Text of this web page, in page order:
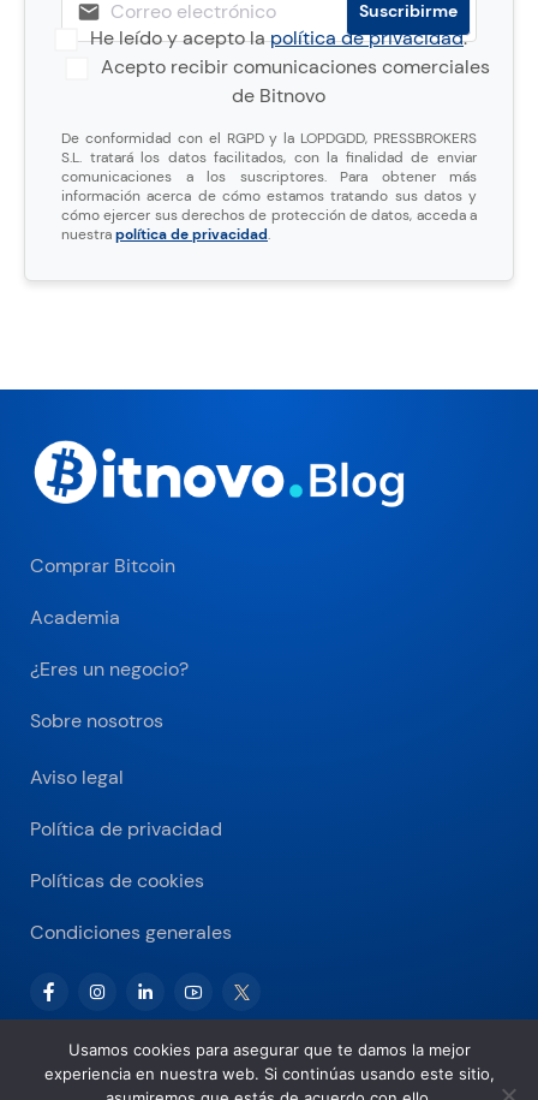
He leído y acepto lapolítica de privacidad.
Acepto recibir comunicaciones comerciales
de Bitnovo
De conformidad con el RGPD y la LOPDGDD, PRESSBROKERS
S.L. tratará los datos facilitados, con la finalidad de enviar
comunicaciones a los suscriptores. Para obtener más
información acerca de cómo estamos tratando sus datos y
cómo ejercer sus derechos de protección de datos, acceda a
nuestrapolítica de privacidad.
Comprar Bitcoin
Academia
¿Eres un negocio?
Sobre nosotros
Aviso legal
Política de privacidad
Políticas de cookies
Condiciones generales
Copyright © 2026 Bitnovo.com
Usamos cookies para asegurar que te damos la mejor
experiencia en nuestra web. Si continúas usando este sitio,